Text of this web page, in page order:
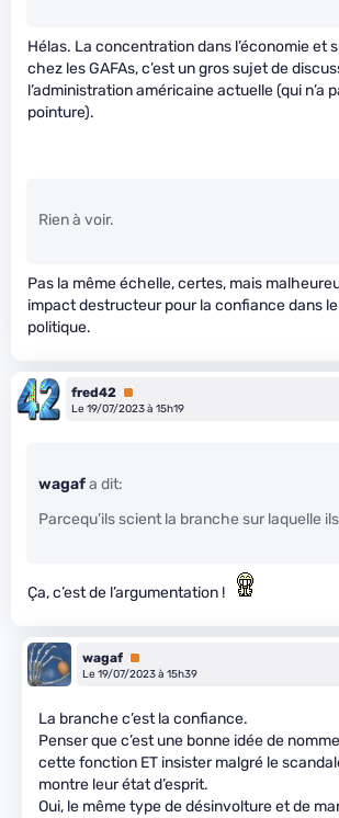
Hélas. La concentration dans l’économie et
chez les GAFAs, c’est un gros sujet de
l’administration américaine actuelle (qui n’a
pointure).
Rien à voir.
Pas la même échelle, certes, mais
impact destructeur pour la confiance dans
politique.
fred42 Premium
Le 19/07/2023 à 15h19
wagafa dit:
Parcequ’ils scient la branche sur laquelle
Ça, c’est de l’argumentation !
wagaf Premium
Le 19/07/2023 à 15h39
La branche c’est la confiance.
Penser que c’est une bonne idée de
cette fonction ET insister malgré le
montre leur état d’esprit.
Oui, le même type de désinvolture et de